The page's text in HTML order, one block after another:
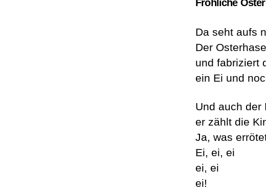
Fröhliche
Da seht aufs
Der
und fabriziert
ein Ei und
Und auch der
er zählt die
Ja, was
Ei, ei, ei
ei, ei
ei!